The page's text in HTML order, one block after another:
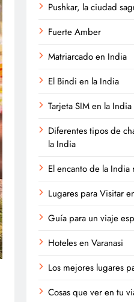
Pushkar, la ciudad
Fuerte Amber
Matriarcado en India
El Bindi en la India
Tarjeta SIM en la India
Diferentes tipos de
la India
El encanto de la India
Lugares para Visitar
Guía para un viaje
Hoteles en Varanasi
Los mejores lugares
Cosas que ver en tu